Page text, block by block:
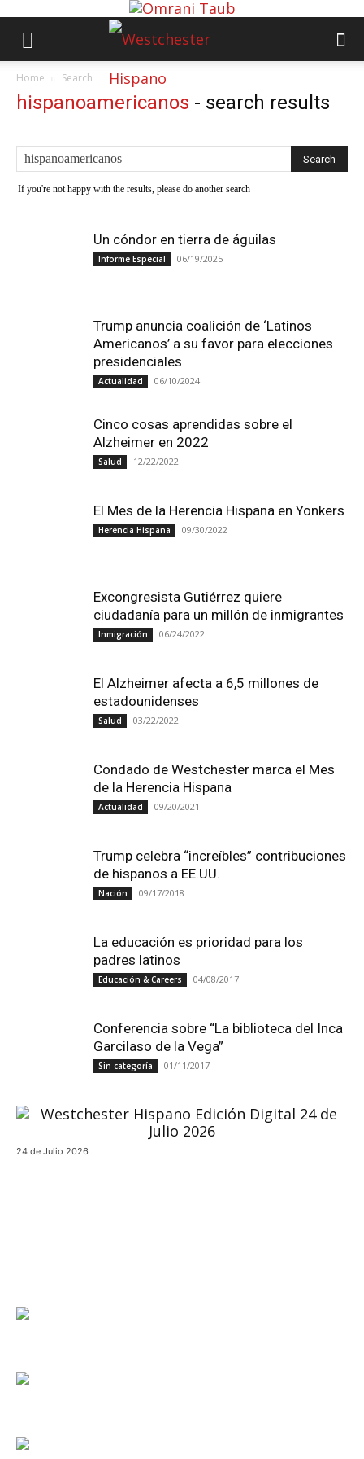
Home Search
hispanoamericanos - search results
If you're not happy with the results, please do another search
Un cóndor en tierra de águilas
Informe Especial 06/19/2025
Trump anuncia coalición de ‘Latinos
Americanos’ a su favor para elecciones
presidenciales
Actualidad 06/10/2024
Cinco cosas aprendidas sobre el
Alzheimer en 2022
Salud 12/22/2022
El Mes de la Herencia Hispana en Yonkers
Herencia Hispana 09/30/2022
Excongresista Gutiérrez quiere
ciudadanía para un millón de inmigrantes
Inmigración 06/24/2022
El Alzheimer afecta a 6,5 ​​millones de
estadounidenses
Salud 03/22/2022
Condado de Westchester marca el Mes
de la Herencia Hispana
Actualidad 09/20/2021
Trump celebra “increíbles” contribuciones
de hispanos a EE.UU.
Nación 09/17/2018
La educación es prioridad para los
padres latinos
Educación & Careers 04/08/2017
Conferencia sobre “La biblioteca del Inca
Garcilaso de la Vega”
Sin categoría 01/11/2017
24 de Julio 2026